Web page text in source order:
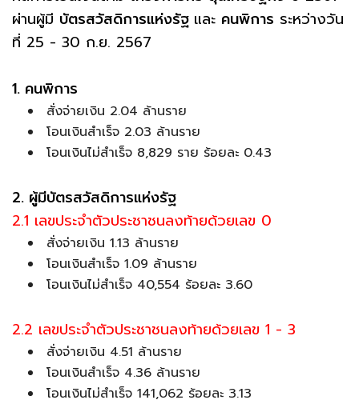
ผ่านผู้มี บัตรสวัสดิการแห่งรัฐ และ คนพิการ ระหว่างวัน
ที่ 25 - 30 ก.ย. 2567
1. คนพิการ
สั่งจ่ายเงิน 2.04 ล้านราย
โอนเงินสำเร็จ 2.03 ล้านราย
โอนเงินไม่สำเร็จ 8,829 ราย ร้อยละ 0.43
2. ผู้มีบัตรสวัสดิการแห่งรัฐ
2.1 เลขประจำตัวประชาชนลงท้ายด้วยเลข 0
สั่งจ่ายเงิน 1.13 ล้านราย
โอนเงินสำเร็จ 1.09 ล้านราย
โอนเงินไม่สำเร็จ 40,554 ร้อยละ 3.60
2.2 เลขประจำตัวประชาชนลงท้ายด้วยเลข 1 - 3
สั่งจ่ายเงิน 4.51 ล้านราย
โอนเงินสำเร็จ 4.36 ล้านราย
โอนเงินไม่สำเร็จ 141,062 ร้อยละ 3.13